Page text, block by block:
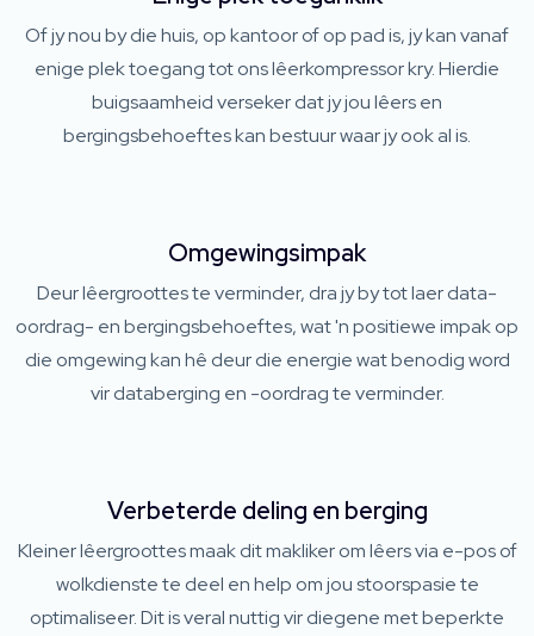
Of jy nou by die huis, op kantoor of op pad is, jy kan vanaf
enige plek toegang tot ons lêerkompressor kry. Hierdie
buigsaamheid verseker dat jy jou lêers en
bergingsbehoeftes kan bestuur waar jy ook al is.
Omgewingsimpak
Deur lêergroottes te verminder, dra jy by tot laer data-
oordrag- en bergingsbehoeftes, wat 'n positiewe impak op
die omgewing kan hê deur die energie wat benodig word
vir databerging en -oordrag te verminder.
Verbeterde deling en berging
Kleiner lêergroottes maak dit makliker om lêers via e-pos of
wolkdienste te deel en help om jou stoorspasie te
optimaliseer. Dit is veral nuttig vir diegene met beperkte